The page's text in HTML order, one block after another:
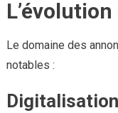
Le domaine des
notables :